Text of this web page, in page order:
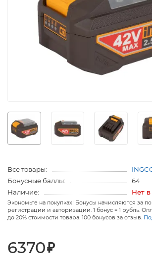
Все товары:
Бонусные баллы:
64
Наличие:
Нет
Экономьте на покупках! Бонусы начисляются за
регистрации и авторизации. 1 бонус = 1 рубль.
до 20% стоимости товара. 100 бонусов за отзыв.
6370₽